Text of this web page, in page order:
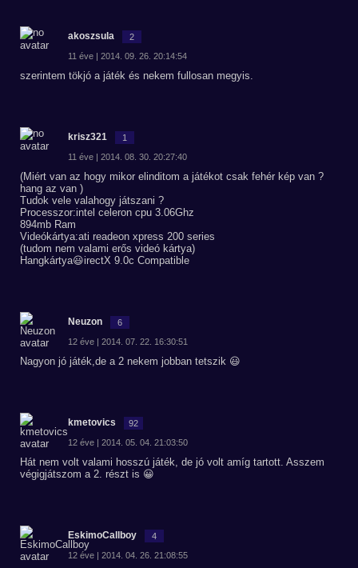
akoszsula 2
11 éve | 2014. 09. 26. 20:14:54
szerintem tökjó a játék és nekem fullosan megyis.
krisz321 1
11 éve | 2014. 08. 30. 20:27:40
(Miért van az hogy mikor elinditom a játékot csak fehér kép van ?
hang az van )
Tudok vele valahogy játszani ?
Processzor:intel celeron cpu 3.06Ghz
894mb Ram
Videókártya:ati readeon xpress 200 series
(tudom nem valami erős videó kártya)
Hangkártya😃irectX 9.0c Compatible
Neuzon 6
12 éve | 2014. 07. 22. 16:30:51
Nagyon jó játék,de a 2 nekem jobban tetszik 😃
kmetovics 92
12 éve | 2014. 05. 04. 21:03:50
Hát nem volt valami hosszú játék, de jó volt amíg tartott. Asszem
végigjátszom a 2. részt is 😀
EskimoCallboy 4
12 éve | 2014. 04. 26. 21:08:55